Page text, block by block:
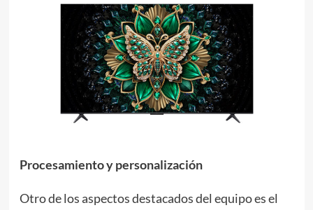
Procesamiento y personalización
Otro de los aspectos destacados del equipo es el